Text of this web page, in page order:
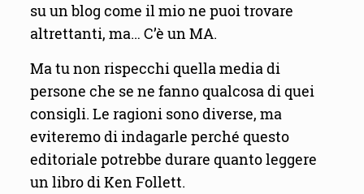
su un blog come il mio ne puoi trovare
altrettanti, ma… C’è un MA.
Ma tu non rispecchi quella media di
persone che se ne fanno qualcosa di quei
consigli. Le ragioni sono diverse, ma
eviteremo di indagarle perché questo
editoriale potrebbe durare quanto leggere
un libro di Ken Follett.